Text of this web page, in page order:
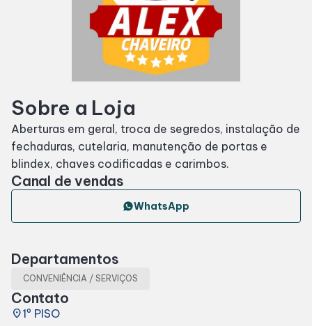
Cinema
Fique por dentro
Eventos
Lojas
Alimentação
Sobre a Loja
Aberturas em geral, troca de segredos, instalação de
fechaduras, cutelaria, manutenção de portas e
blindex, chaves codificadas e carimbos.
Canal de vendas
WhatsApp
Departamentos
CONVENIÊNCIA / SERVIÇOS
Contato
place1º PISO